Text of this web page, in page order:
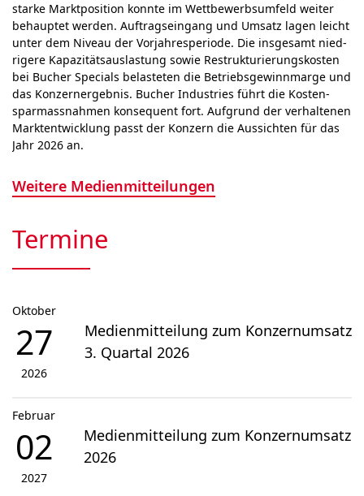
starke Marktposition konn­te im Wett­bewerbs­um­feld weiter
behauptet wer­den. Auf­trags­ein­gang und Umsatz lagen leicht
unter dem Niveau der Vor­jahr­es­peri­ode. Die ins­ge­samt nied­
ri­ge­re Kapa­zitäts­aus­las­tung sowie Restruk­tu­rie­rungs­kos­ten
bei Bucher Specials be­las­te­ten die Betriebs­gewinn­marge und
das Kon­zern­ergebnis. Bucher Industries führt die Kosten­
spar­mass­nah­men kon­se­quent fort. Auf­grund der ver­hal­tenen
Markt­ent­wick­lung passt der Kon­zern die Aus­sichten für das
Jahr 2026 an.
Weitere Medienmitteilungen
Termine
Oktober
27
2026
Medienmitteilung zum Konzernumsatz
3. Quartal 2026
Februar
02
2027
Medienmitteilung zum Konzernumsatz
2026